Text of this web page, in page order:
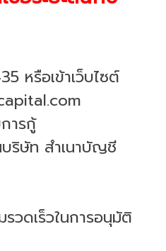
หรือเข้าเว็บไซต์
ารกู้
ริษัท สำเนาบัญชี
รวดเร็วในการอนุมัติ